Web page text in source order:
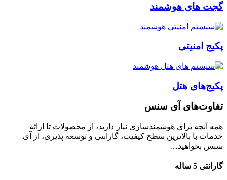
گجت های هوشمند
پکیج امنیتی
پکیج‌های هتل
تفاوت‌های آی سنس
همه آنچه برای هوشمندسازی نیاز دارید، از محصولات تا ارائه
خدمات با بالاترین سطح کیفیت، گارانتی و توسعه پذیری، از آی
سنس بخواهید…
گارانتی 5 ساله